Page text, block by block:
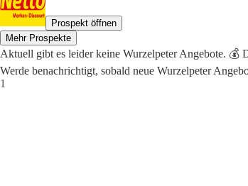
Prospekt öffnen
Mehr Prospekte
Aktuell gibt es leider keine Wurzelpeter Angebote. 💰
Werde benachrichtigt, sobald neue Wurzelpeter